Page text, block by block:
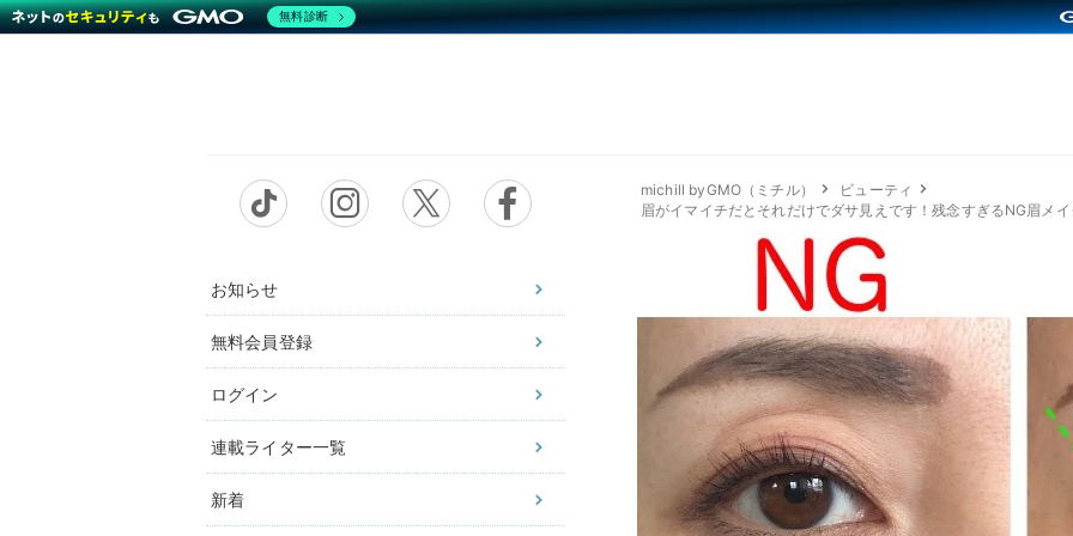
お知らせ
無料会員登録
ログイン
連載ライター一覧
新着
michill byGMO（ミチル）
ビューティ
眉がイマイチだとそれだけでダサ見えです！残念すぎるNG眉メ
無料診断